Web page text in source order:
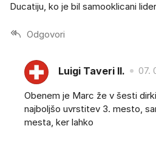
Ducatiju, ko je bil samooklicani
Odgovori
Luigi Taveri II. 07.
Obenem je Marc že v šesti
najboljšo uvrstitev 3. mesto,
mesta, ker lahko